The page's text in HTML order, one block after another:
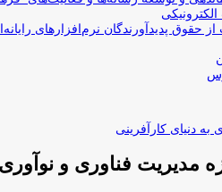
حقوق پدیدآورندگان نرم‌افزارهای
به دنیای کارآفرینی
مدیریت فناوری و